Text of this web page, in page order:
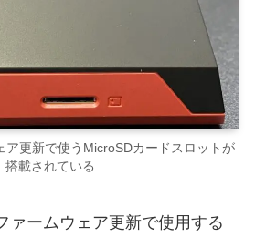
ア更新で使うMicroSDカードスロットが
搭載されている
ァームウェア更新で使用する